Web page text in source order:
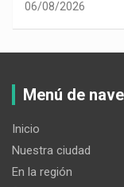
06/08/2026
Menú de
Inicio
Nuestra ciudad
En la región